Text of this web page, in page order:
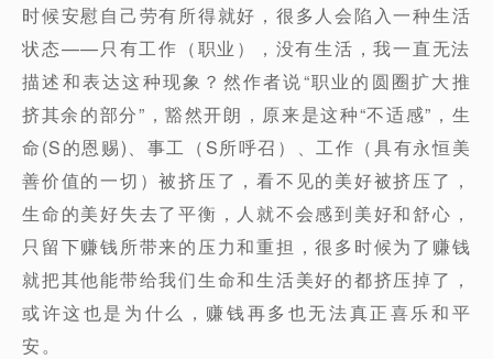
时候安慰自己劳有所得就好，很多人会陷入一种生活
状态——只有工作（职业），没有生活，我一直无法
描述和表达这种现象？然作者说“职业的圆圈扩大推
挤其余的部分”，豁然开朗，原来是这种“不适感”，生
命(S的恩赐)、事工（S所呼召）、工作（具有永恒美
善价值的一切）被挤压了，看不见的美好被挤压了，
生命的美好失去了平衡，人就不会感到美好和舒心，
只留下赚钱所带来的压力和重担，很多时候为了赚钱
就把其他能带给我们生命和生活美好的都挤压掉了，
或许这也是为什么，赚钱再多也无法真正喜乐和平
安。